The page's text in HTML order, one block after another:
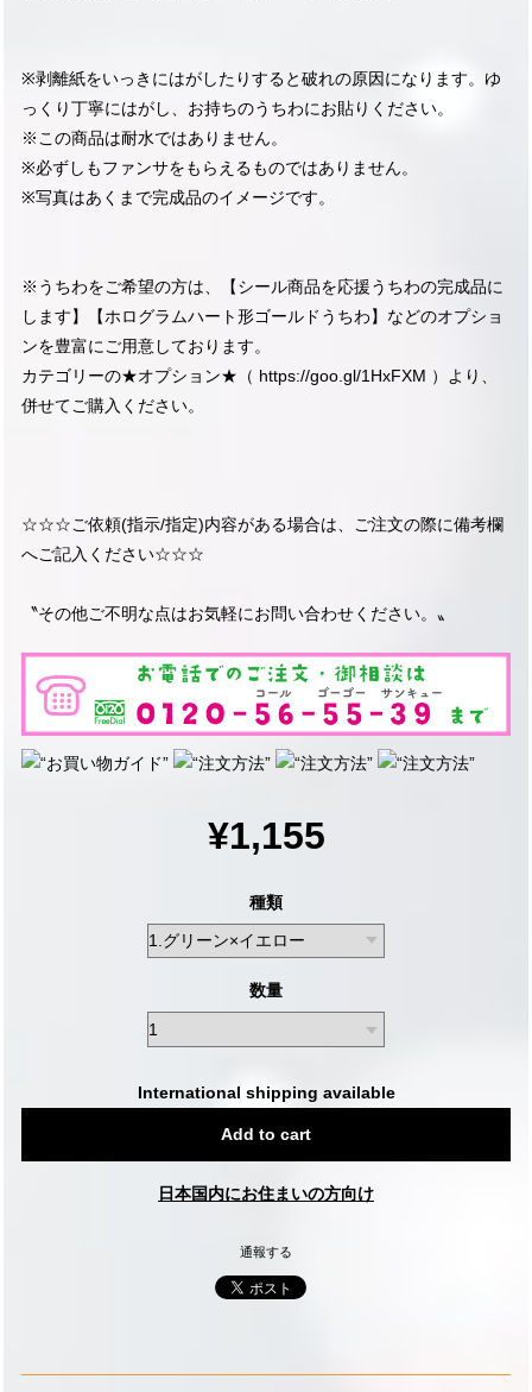
※剥離紙をいっきにはがしたりすると破れの原因になります。ゆ
っくり丁寧にはがし、お持ちのうちわにお貼りください。
※この商品は耐水ではありません。
※必ずしもファンサをもらえるものではありません。
※写真はあくまで完成品のイメージです。
※うちわをご希望の方は、【シール商品を応援うちわの完成品に
します】【ホログラムハート形ゴールドうちわ】などのオプショ
ンを豊富にご用意しております。
カテゴリーの★オプション★（ https://goo.gl/1HxFXM ）より、
併せてご購入ください。
☆☆☆ご依頼(指示/指定)内容がある場合は、ご注文の際に備考欄
へご記入ください☆☆☆
〝その他ご不明な点はお気軽にお問い合わせください。〟
¥1,155
種類
数量
International shipping available
Add to cart
日本国内にお住まいの方向け
通報する